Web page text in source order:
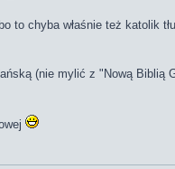
to chyba właśnie też katolik
(nie mylić z "Nową Biblią